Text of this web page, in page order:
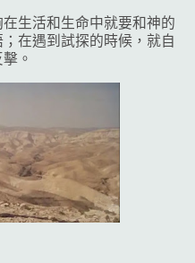
生活和生命中就要和神的
在遇到試探的時候，就自
。